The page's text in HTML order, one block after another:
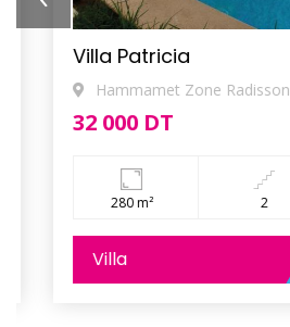
Villa Patricia
Hammamet Zone Radisson blu
32 000 DT
280 m²
Villa